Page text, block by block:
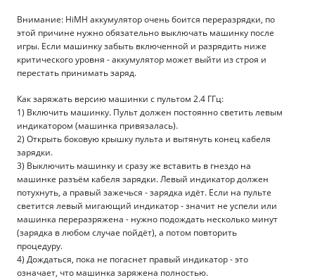
Внимание: HiMH аккумулятор очень боится переразрядки, по
этой причине нужно обязательно выключать машинку после
игры. Если машинку забыть включенной и разрядить ниже
критического уровня - аккумулятор может выйти из строя и
перестать принимать заряд.
Как заряжать версию машинки с пультом 2.4 ГГц:
1) Включить машинку. Пульт должен постоянно светить левым
индикатором (машинка привязалась).
2) Открыть боковую крышку пульта и вытянуть конец кабеля
зарядки.
3) Выключить машинку и сразу же вставить в гнездо на
машинке разъём кабеля зарядки. Левый индикатор должен
потухнуть, а правый зажечься - зарядка идёт. Если на пульте
светится левый мигающий индикатор - значит не успели или
машинка переразряжена - нужно подождать несколько минут
(зарядка в любом случае пойдёт), а потом повторить
процедуру.
4) Дождаться, пока не погаснет правый индикатор - это
означает, что машинка заряжена полностью.